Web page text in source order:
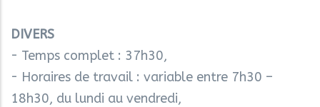
DIVERS
- Temps complet : 37h30,
- Horaires de travail : variable entre 7h30 –
18h30, du lundi au vendredi,